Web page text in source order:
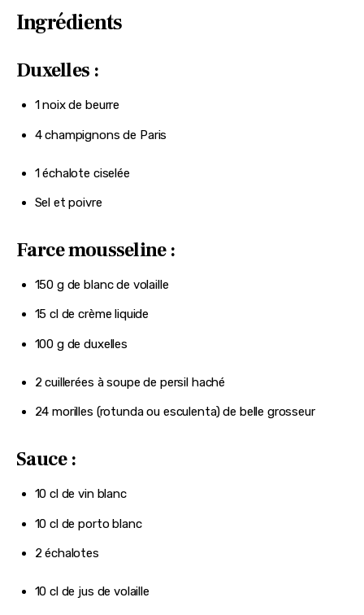
Ingrédients
Duxelles :
1 noix de beurre
4 champignons de Paris
1 échalote ciselée
Sel et poivre
Farce mousseline :
150 g de blanc de volaille
15 cl de crème liquide
100 g de duxelles
2 cuillerées à soupe de persil haché
24 morilles (rotunda ou esculenta) de belle grosseur
Sauce :
10 cl de vin blanc
10 cl de porto blanc
2 échalotes
10 cl de jus de volaille